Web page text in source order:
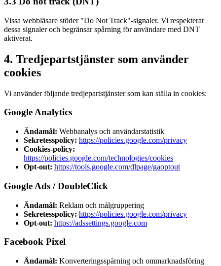
Vissa webbläsare stöder "Do Not Track"-signaler. Vi respekterar
dessa signaler och begränsar spårning för användare med DNT
aktiverat.
4. Tredjepartstjänster som använder
cookies
Vi använder följande tredjepartstjänster som kan ställa in cookies:
Google Analytics
Ändamål: Webbanalys och användarstatistik
Sekretesspolicy: https://policies.google.com/privacy
Cookies-policy:
https://policies.google.com/technologies/cookies
Opt-out: https://tools.google.com/dlpage/gaoptout
Google Ads / DoubleClick
Ändamål: Reklam och målgruppering
Sekretesspolicy: https://policies.google.com/privacy
Opt-out: https://adssettings.google.com
Facebook Pixel
Ändamål: Konverteringsspårning och ommarknadsföring